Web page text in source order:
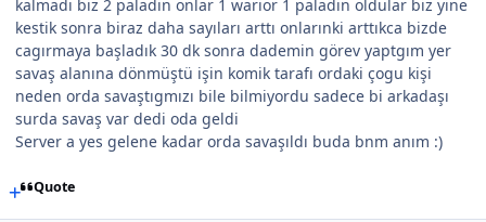
kalmadı biz 2 paladin onlar 1 warior 1 paladin oldular biz yine
kestik sonra biraz daha sayıları arttı onlarınki arttıkca bizde
cagırmaya başladık 30 dk sonra dademin görev yaptgım yer
savaş alanına dönmüştü işin komik tarafı ordaki çogu kişi
neden orda savaştıgmızı bile bilmiyordu sadece bi arkadaşı
surda savaş var dedi oda geldi
Server a yes gelene kadar orda savaşıldı buda bnm anım :)
Quote